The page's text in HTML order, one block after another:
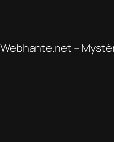
Webhante.net –